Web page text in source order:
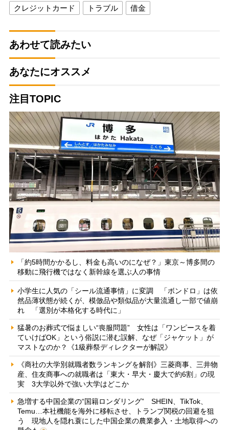
クレジットカード トラブル 借金
あわせて読みたい
あなたにオススメ
注目TOPIC
「約5時間かかるし、料金も高いのになぜ？」東京～博多間の
移動に飛行機ではなく新幹線を選ぶ人の事情
小学生に人気の「シール流通事情」に変調 「ボンドロ」は依
然品薄状態が続くが、模倣品や類似品が大量流通し一部で値崩
れ 「選別が本格化する時代に」
猛暑のお葬式で悩ましい“喪服問題” 女性は「ワンピースを着
ていけばOK」という俗説に潜む誤解、なぜ「ジャケット」が
マストなのか？《1級葬祭ディレクターが解説》
《商社の大学別就職者数ランキングを解剖》三菱商事、三井物
産、住友商事への就職者は「東大・早大・慶大で約6割」の現
実 3大学以外で強い大学はどこか
急増する中国企業の“国籍ロンダリング” SHEIN、TikTok、
Temu…本社機能を海外に移転させ、トランプ関税の回避を狙
う 現地人を隠れ蓑にした中国企業の農業参入・土地取得への